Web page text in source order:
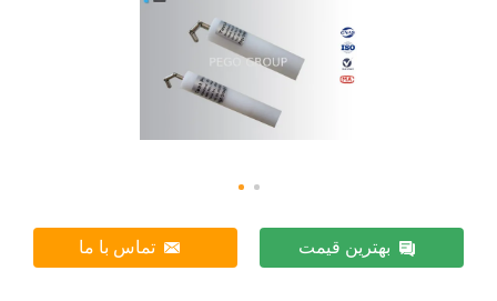
بهترین قیمت تماس با ما